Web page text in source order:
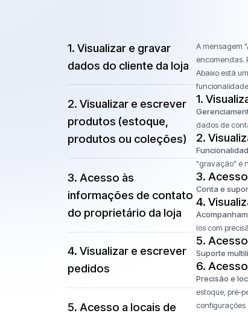
1. Visualizar e gravar
dados do cliente da loja
2. Visualizar e escrever
produtos (estoque,
produtos ou coleções)
3. Acesso às
informações de contato
do proprietário da loja
4. Visualizar e escrever
pedidos
5. Acesso a locais de
A mensagem
encomendas.
Abaixo está
1.
dados de
2.
"gravação" é
3.
Conta e
4.
los com
5.
Suporte
6.
Precisão e
estoque, pré-
configurações